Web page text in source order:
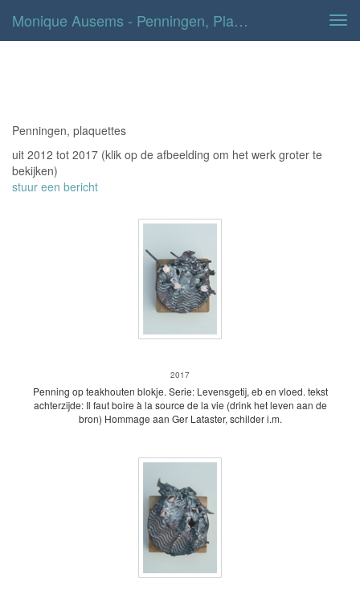
Monique Ausems - Penningen, Plaquettes
Penningen, plaquettes
uit 2012 tot 2017 (klik op de afbeelding om het werk groter te
bekijken)
stuur een bericht
2017
Penning op teakhouten blokje. Serie: Levensgetij, eb en vloed. tekst
achterzijde: Il faut boire à la source de la vie (drink het leven aan de
bron) Hommage aan Ger Lataster, schilder i.m.